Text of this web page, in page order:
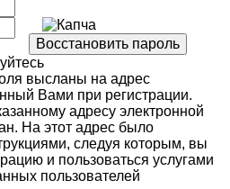
высланы на адрес
Вами при регистрации.
адресу электронной
На этот адрес было
следуя которым, вы
и пользоваться услугами
пользователей